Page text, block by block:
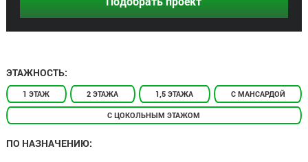
ЭТАЖНОСТЬ:
1 ЭТАЖ 2 ЭТАЖА 1,5 ЭТАЖА С МАНСАРДОЙ
С ЦОКОЛЬНЫМ ЭТАЖОМ
ПО НАЗНАЧЕНИЮ: